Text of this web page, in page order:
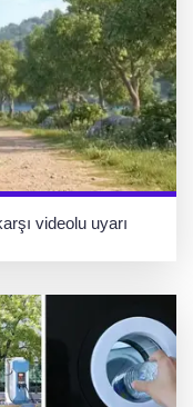
videolu uyarı